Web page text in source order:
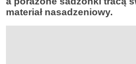
materiał nasadzeniowy.